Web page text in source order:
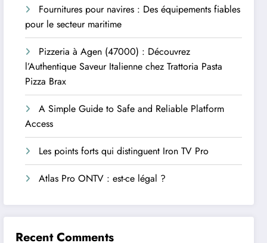
Fournitures pour navires : Des équipements fiables
pour le secteur maritime
Pizzeria à Agen (47000) : Découvrez
l’Authentique Saveur Italienne chez Trattoria Pasta
Pizza Brax
A Simple Guide to Safe and Reliable Platform
Access
Les points forts qui distinguent Iron TV Pro
Atlas Pro ONTV : est-ce légal ?
Recent Comments